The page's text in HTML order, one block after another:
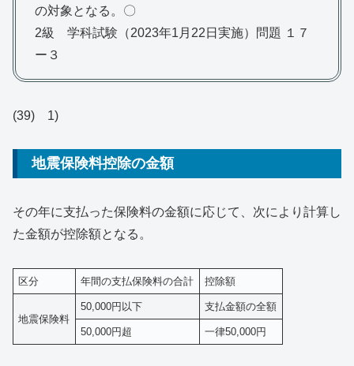
の対象となる。〇
2級 学科試験（2023年1月22日実施）問題 １７
ー３
(39) 1)
地震保険料控除の金額
その年に支払った保険料の金額に応じて、次により計算し
た金額が控除額となる。
区分 年間の支払保険料の合計 控除額
地震保険料
50,000円以下 支払金額の全額
50,000円超 一律50,000円